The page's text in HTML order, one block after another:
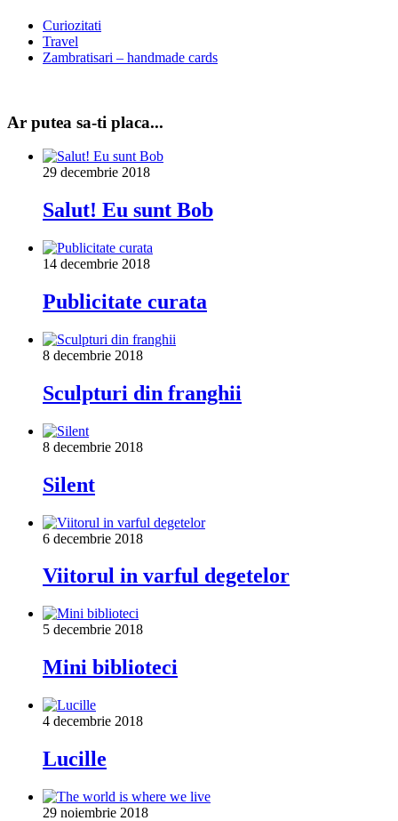
Curiozitati
Travel
Zambratisari – handmade cards
Ar putea sa-ti placa...
29 decembrie 2018
Salut! Eu sunt Bob
14 decembrie 2018
Publicitate curata
8 decembrie 2018
Sculpturi din franghii
8 decembrie 2018
Silent
6 decembrie 2018
Viitorul in varful degetelor
5 decembrie 2018
Mini biblioteci
4 decembrie 2018
Lucille
29 noiembrie 2018